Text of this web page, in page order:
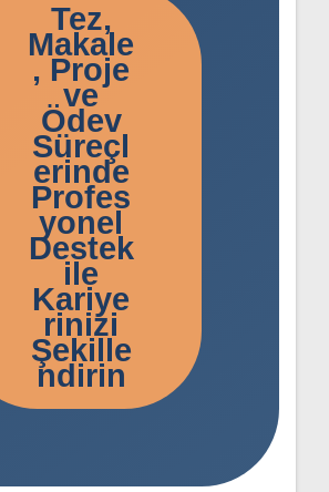
Tez,
Makale
, Proje
ve
Ödev
Süreçl
erinde
Profes
yonel
Destek
ile
Kariye
rinizi
Şekille
ndirin